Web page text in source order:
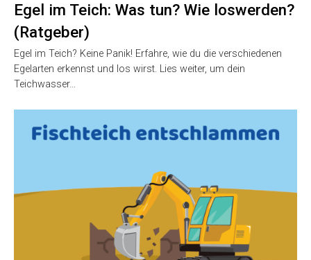
Egel im Teich: Was tun? Wie loswerden?
(Ratgeber)
Egel im Teich? Keine Panik! Erfahre, wie du die verschiedenen
Egelarten erkennst und los wirst. Lies weiter, um dein
Teichwasser…